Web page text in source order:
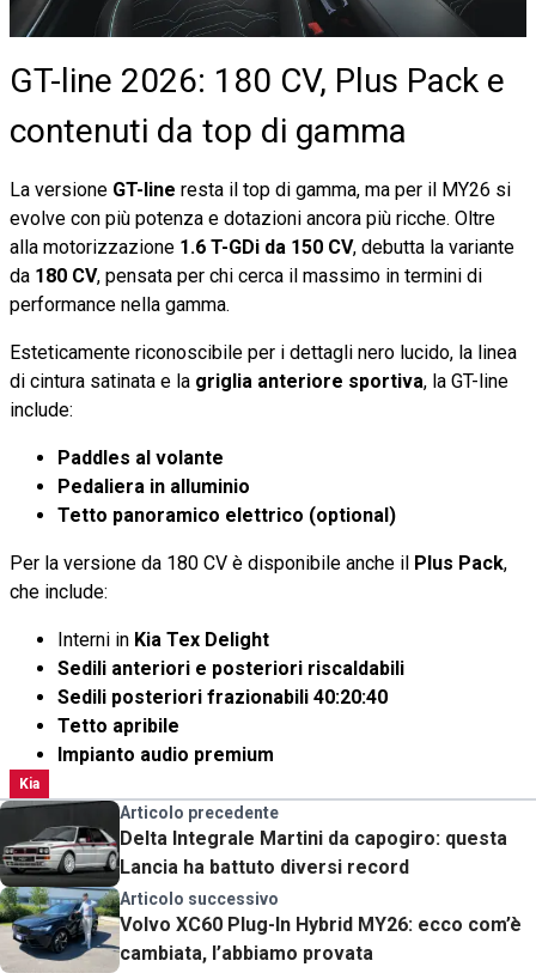
GT-line 2026: 180 CV, Plus Pack e
contenuti da top di gamma
La versione GT-line resta il top di gamma, ma per il MY26 si
evolve con più potenza e dotazioni ancora più ricche. Oltre
alla motorizzazione 1.6 T-GDi da 150 CV, debutta la variante
da 180 CV, pensata per chi cerca il massimo in termini di
performance nella gamma.
Esteticamente riconoscibile per i dettagli nero lucido, la linea
di cintura satinata e la griglia anteriore sportiva, la GT-line
include:
Paddles al volante
Pedaliera in alluminio
Tetto panoramico elettrico (optional)
Per la versione da 180 CV è disponibile anche il Plus Pack,
che include:
Interni in Kia Tex Delight
Sedili anteriori e posteriori riscaldabili
Sedili posteriori frazionabili 40:20:40
Tetto apribile
Impianto audio premium
Kia
Articolo precedente
Delta Integrale Martini da capogiro: questa
Lancia ha battuto diversi record
Articolo successivo
Volvo XC60 Plug-In Hybrid MY26: ecco com’è
cambiata, l’abbiamo provata